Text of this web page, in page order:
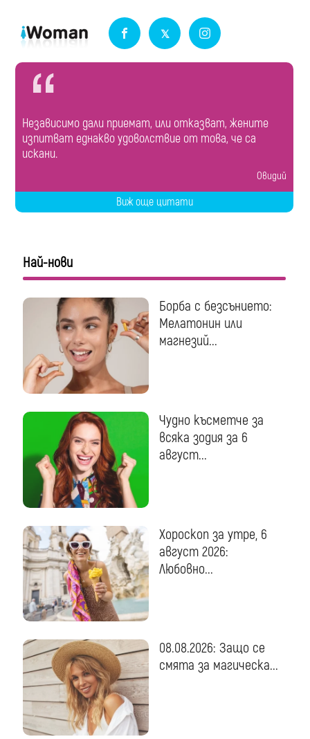
Независимо дали приемат, или отказват, жените
изпитват еднакво удоволствие от това, че са
искани.
Овидий
Виж още цитати
Най-нови
Борба с безсънието:
Мелатонин или
магнезий...
Чудно късметче за
всяка зодия за 6
август...
Хороскоп за утре, 6
август 2026:
Любовно...
08.08.2026: Защо се
смята за магическа...